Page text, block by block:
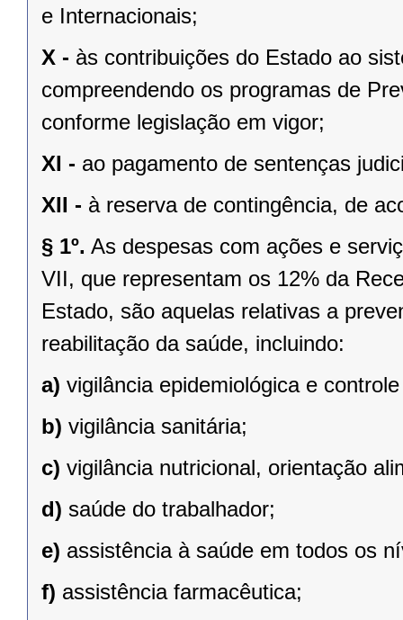
e Internacionais;
X - às contribuições do Estado ao
compreendendo os programas de
conforme legislação em vigor;
XI - ao pagamento de sentenças
XII - à reserva de contingência, de
§ 1º. As despesas com ações e
VII, que representam os 12% da
Estado, são aquelas relativas a
reabilitação da saúde, incluindo:
a) vigilância epidemiológica e
b) vigilância sanitária;
c) vigilância nutricional, orientação
d) saúde do trabalhador;
e) assistência à saúde em todos os
f) assistência farmacêutica;